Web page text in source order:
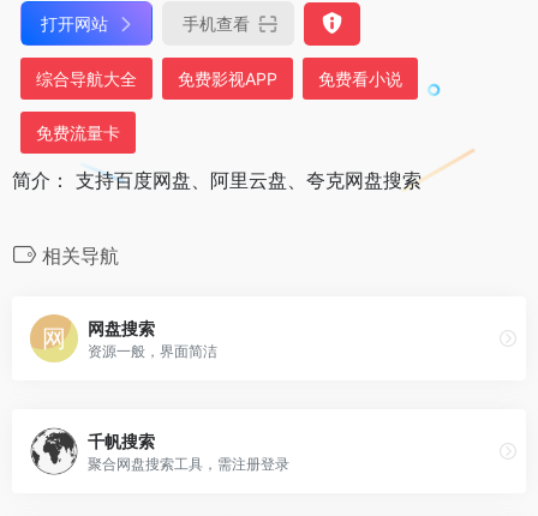
打开网站 手机查看
综合导航大全 免费影视APP 免费看小说
免费流量卡
简介： 支持百度网盘、阿里云盘、夸克网盘搜索
相关导航
网盘搜索
资源一般，界面简洁
千帆搜索
聚合网盘搜索工具，需注册登录